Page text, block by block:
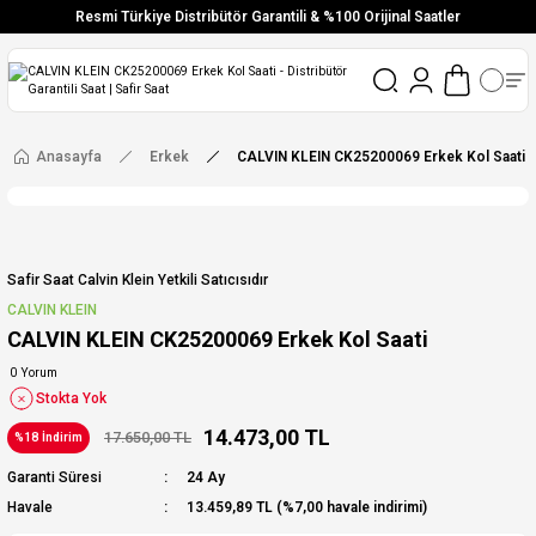
Resmi Türkiye Distribütör Garantili & %100 Orijinal Saatler
Vade Farksız 6 Taksit
Ücretsiz Kargo
Anasayfa Erkek CALVIN KLEIN CK25200069 Erkek Kol Saati
Safir Saat Calvin Klein Yetkili Satıcısıdır
CALVIN KLEIN
CALVIN KLEIN CK25200069 Erkek Kol Saati
0 Yorum
Stokta Yok
%18 İndirim 17.650,00 TL 14.473,00 TL
Garanti Süresi
24 Ay
Havale
13.459,89 TL (%7,00 havale indirimi)